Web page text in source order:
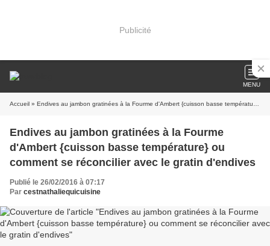
Publicité
MENU
Accueil » Endives au jambon gratinées à la Fourme d'Ambert {cuisson basse température} ou comment se réconcilier avec le gratin d'endives
Endives au jambon gratinées à la Fourme
d'Ambert {cuisson basse température} ou
comment se réconcilier avec le gratin d'endives
Publié le 26/02/2016 à 07:17
Par cestnathaliequicuisine